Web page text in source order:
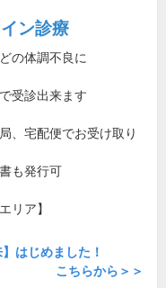
ン診療
の体調不良に
受診出来ます
、宅配便でお受け取り
も発行可
リア】
はじめました！
こちらから＞＞